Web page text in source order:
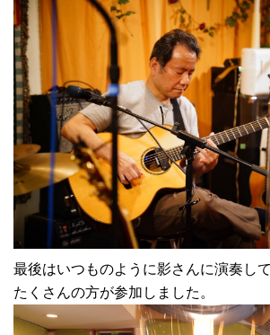
最後はいつものように影さんに演奏し
たくさんの方が参加しました。